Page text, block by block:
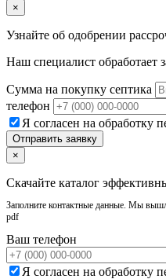
×
Узнайте об одобрении
Наш специалист обработает
Сумма на покупку септика
телефон
Я согласен на обработку
×
Скачайте каталог
Заполните контактные данные. Мы
pdf
Ваш телефон
Я согласен на обработку